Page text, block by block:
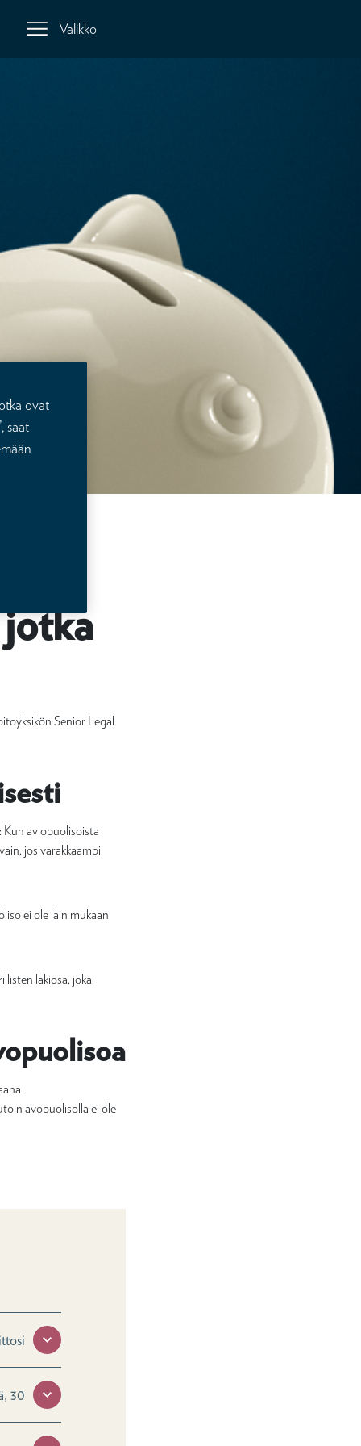
Valikko
Senior Legal
Kun aviopuolisoista
jos varakkaampi
ei ole lain mukaan
lakiosa, joka
avopuolisolla ei ole
30
ovat
saat